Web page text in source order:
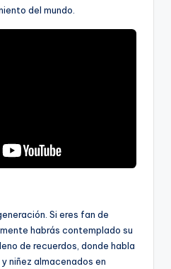
del mundo.
Si eres fan de
habrás contemplado su
de recuerdos, donde habla
niñez almacenados en